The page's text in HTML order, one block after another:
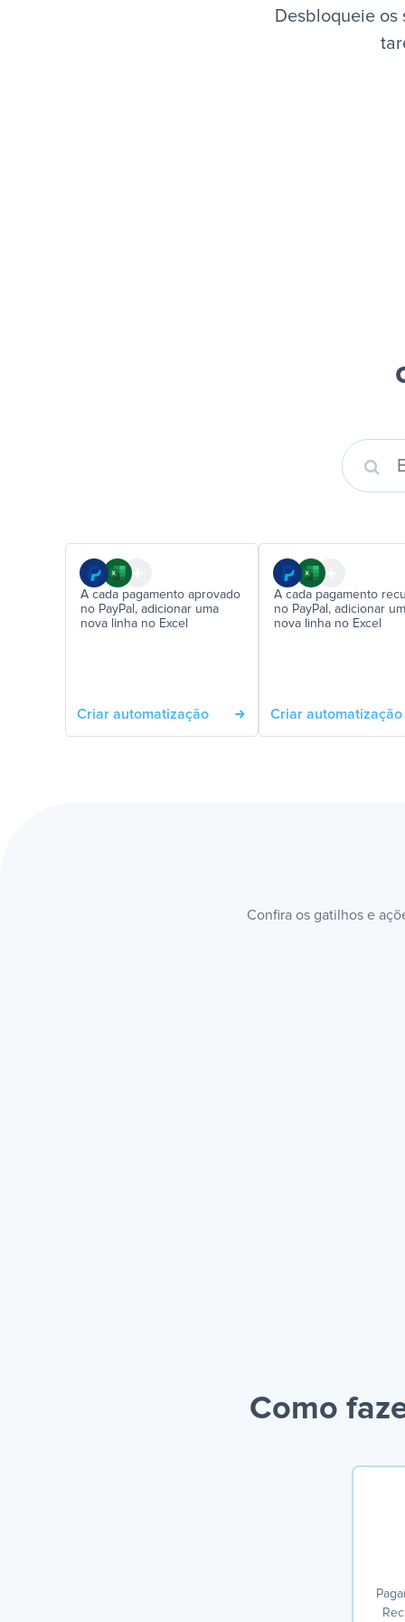
Desbloqueie os
A cada pagamento aprovado
no PayPal, adicionar uma
nova linha no Excel
Criar automatização
A cada pagamento
no PayPal, adicionar
nova linha no Excel
Criar automatização
Confira os gatilhos e
Como